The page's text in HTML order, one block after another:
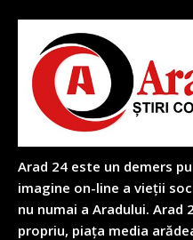
Arad 24 este un demers
imagine on-line a vieții
nu numai a Aradului. Arad
propriu, piața media